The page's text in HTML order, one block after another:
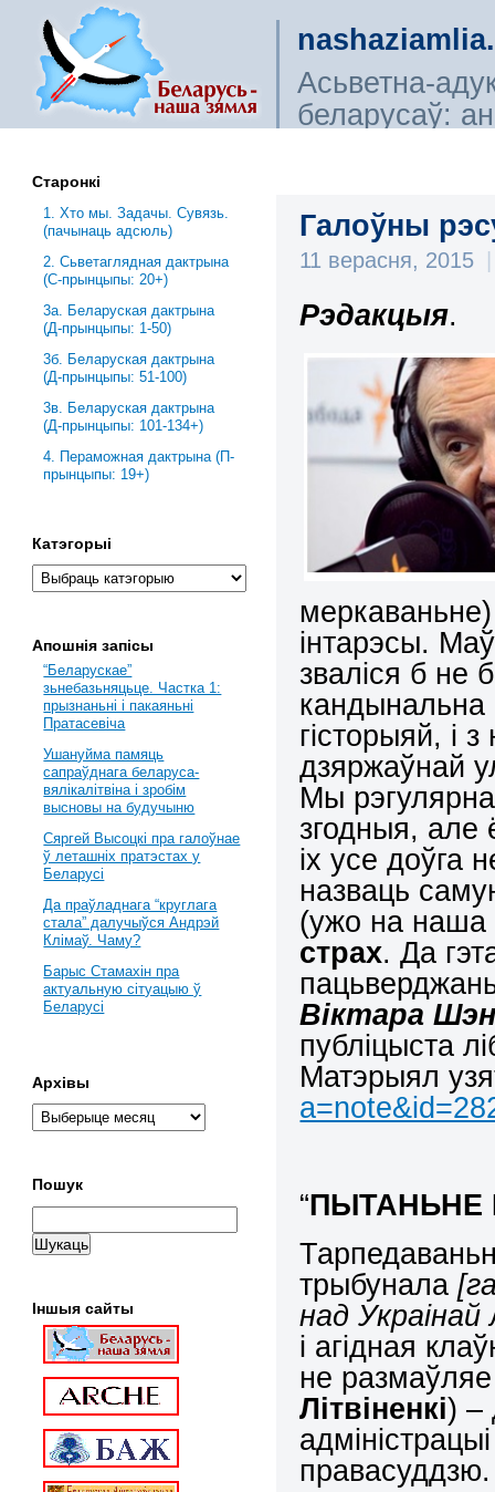
Асьветна-
беларусаў:
Галоўны
11 верасня, 2015 |
Рэдакцыя.
інтарэсы.
зваліся б не
кандынальна
гісторыяй, і
дзяржаўнай
Мы
згодныя, але
іх усе доўга
назваць
(ужо на
страх. Да
Віктара
публіцыста
Матэрыял
“ПЫТАНЬНЕ
трыбунала
над
і агідная
не
Літвіненкі) –
Старонкі
1. Хто мы. Задачы. Сувязь.
(пачынаць адсюль)
2. Сьветаглядная дактрына
(С-прынцыпы: 20+)
3a. Беларуская дактрына
(Д-прынцыпы: 1-50)
3б. Беларуская дактрына
(Д-прынцыпы: 51-100)
3в. Беларуская дактрына
(Д-прынцыпы: 101-134+)
4. Пераможная дактрына (П-
прынцыпы: 19+)
Катэгорыі
Апошнія запісы
“Беларускае”
зьнебазьняцьце. Частка 1:
прызнаньні і пакаяньні
Пратасевіча
Ушануйма памяць
сапраўднага беларуса-
вялікалітвіна і зробім
высновы на будучыню
Сяргей Высоцкі пра галоўнае
ў леташніх пратэстах у
Беларусі
Да праўладнага “круглага
стала” далучыўся Андрэй
Клімаў. Чаму?
Барыс Стамахін пра
актуальную сітуацыю ў
Беларусі
Архівы
Пошук
Іншыя сайты